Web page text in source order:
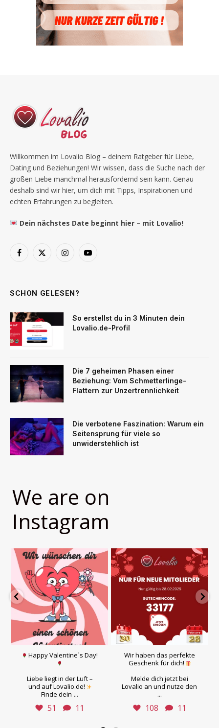
Willkommen im Lovalio Blog – deinem Ratgeber für Liebe,
Dating und Beziehungen! Wir wissen, dass die Suche nach der
großen Liebe manchmal herausfordernd sein kann. Genau
deshalb sind wir hier, um dich mit Tipps, Inspirationen und
echten Erfahrungen zu begleiten.
Dein nächstes Date beginnt hier – mit Lovalio!
Facebook
X
InstagramYouTube
SCHON GELESEN?
So erstellst du in 3 Minuten dein
Lovalio.de-Profil
Die 7 geheimen Phasen einer
Beziehung: Vom Schmetterlinge-
Flattern zur Unzertrennlichkeit
Die verbotene Faszination: Warum ein
Seitensprung für viele so
unwiderstehlich ist
We are on
Instagram
Happy Valentine`s Day!
Liebe liegt in der Luft –
und auf Lovalio.de!
Finde dein ...
51 11
Wir haben das perfekte
Geschenk für dich!
Melde dich jetzt bei
Lovalio an und nutze den
...
108 11